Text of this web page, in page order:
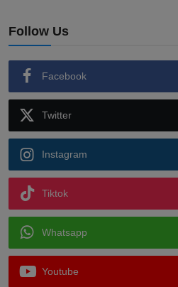
Follow Us
Facebook
Twitter
Instagram
Tiktok
Whatsapp
Youtube